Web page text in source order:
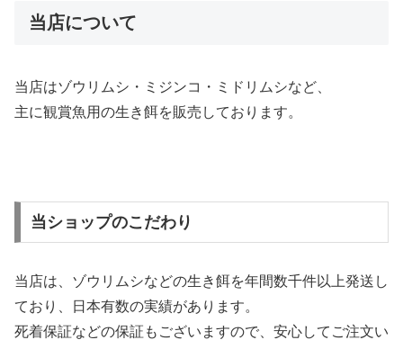
当店について
当店はゾウリムシ・ミジンコ・ミドリムシなど、
主に観賞魚用の生き餌を販売しております。
当ショップのこだわり
当店は、ゾウリムシなどの生き餌を年間数千件以上発送し
ており、日本有数の実績があります。
死着保証などの保証もございますので、安心してご注文い